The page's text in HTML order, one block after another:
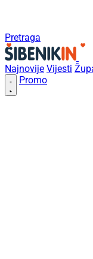
Pretraga
Najnovije Vijesti
Promo